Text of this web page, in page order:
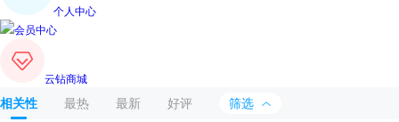
个人中心
会员中心
云钻商城
相关性 最热 最新 好评 筛选